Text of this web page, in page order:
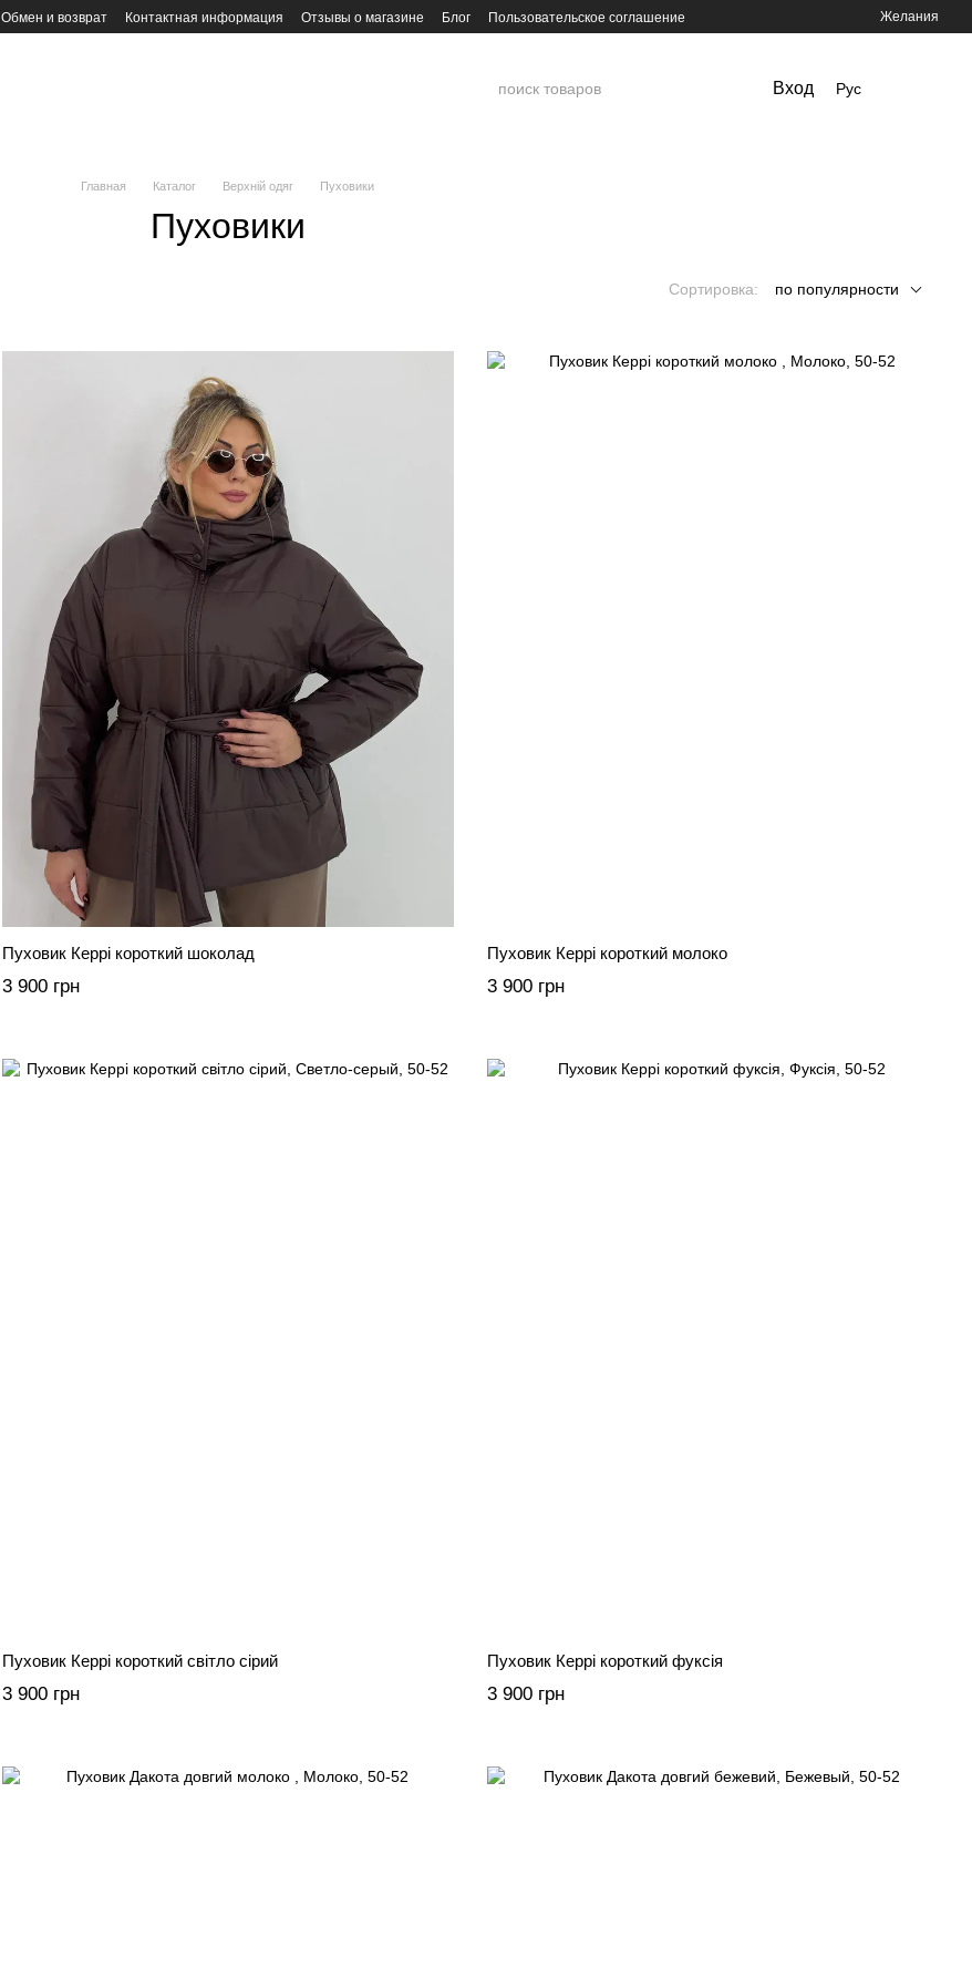
Обмен и возврат Контактная информация Отзывы о магазине Блог Пользовательское соглашение Желания
Вход Рус
Главная Каталог Верхній одяг Пуховики
Пуховики
Сортировка: по популярности
Пуховик Керрі короткий шоколад
3 900 грн
Пуховик Керрі короткий молоко
3 900 грн
Пуховик Керрі короткий світло сірий
3 900 грн
Пуховик Керрі короткий фуксія
3 900 грн